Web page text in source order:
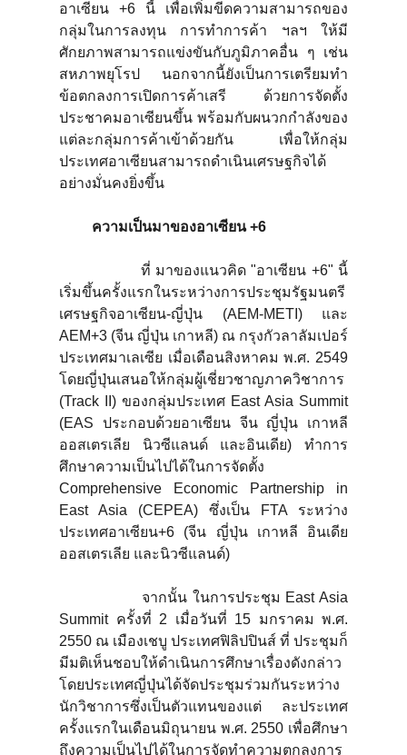
อาเซียน +6 นี้ เพื่อเพิ่มขีดความสามารถของ
กลุ่มในการลงทุน การทำการค้า ฯลฯ ให้มี
ศักยภาพสามารถแข่งขันกับภูมิภาคอื่น ๆ เช่น
สหภาพยุโรป นอกจากนี้ยังเป็นการเตรียมทำ
ข้อตกลงการเปิดการค้าเสรี ด้วยการจัดตั้ง
ประชาคมอาเซียนขึ้น พร้อมกับผนวกกำลังของ
แต่ละกลุ่มการค้าเข้าด้วยกัน เพื่อให้กลุ่ม
ประเทศอาเซียนสามารถดำเนินเศรษฐกิจได้
อย่างมั่นคงยิ่งขึ้น
ความเป็นมาของอาเซียน +6
ที่ มาของแนวคิด "อาเซียน +6" นี้
เริ่มขึ้นครั้งแรกในระหว่างการประชุมรัฐมนตรี
เศรษฐกิจอาเซียน-ญี่ปุ่น (AEM-METI) และ
AEM+3 (จีน ญี่ปุ่น เกาหลี) ณ กรุงกัวลาลัมเปอร์
ประเทศมาเลเซีย เมื่อเดือนสิงหาคม พ.ศ. 2549
โดยญี่ปุ่นเสนอให้กลุ่มผู้เชี่ยวชาญภาควิชาการ
(Track II) ของกลุ่มประเทศ East Asia Summit
(EAS ประกอบด้วยอาเซียน จีน ญี่ปุ่น เกาหลี
ออสเตรเลีย นิวซีแลนด์ และอินเดีย) ทำการ
ศึกษาความเป็นไปได้ในการจัดตั้ง
Comprehensive Economic Partnership in
East Asia (CEPEA) ซึ่งเป็น FTA ระหว่าง
ประเทศอาเซียน+6 (จีน ญี่ปุ่น เกาหลี อินเดีย
ออสเตรเลีย และนิวซีแลนด์)
จากนั้น ในการประชุม East Asia
Summit ครั้งที่ 2 เมื่อวันที่ 15 มกราคม พ.ศ.
2550 ณ เมืองเชบู ประเทศฟิลิปปินส์ ที่ ประชุมก็
มีมติเห็นชอบให้ดำเนินการศึกษาเรื่องดังกล่าว
โดยประเทศญี่ปุ่นได้จัดประชุมร่วมกันระหว่าง
นักวิชาการซึ่งเป็นตัวแทนของแต่ ละประเทศ
ครั้งแรกในเดือนมิถุนายน พ.ศ. 2550 เพื่อศึกษา
ถึงความเป็นไปได้ในการจัดทำความตกลงการ